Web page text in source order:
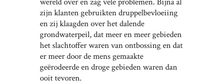
zijn klanten gebruikten druppelbevloeiing
en zij klaagden over het dalende
grondwaterpeil, dat meer en meer gebieden
het slachtoffer waren van ontbossing en dat
er meer door de mens gemaakte
geërodeerde en droge gebieden waren dan
ooit tevoren.